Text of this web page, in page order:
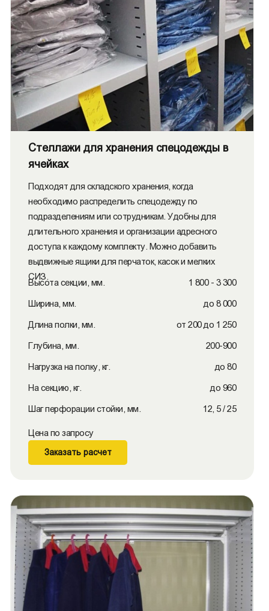
Стеллажи для хранения спецодежды в
ячейках
Подходят для складского хранения, когда
необходимо распределить спецодежду по
подразделениям или сотрудникам. Удобны для
длительного хранения и организации адресного
доступа к каждому комплекту. Можно добавить
выдвижные ящики для перчаток, касок и мелких
СИЗ.
Высота секции, мм. 1 800 - 3 300
Ширина, мм. до 8 000
Длина полки, мм. от 200 до 1 250
Глубина, мм. 200-900
Нагрузка на полку, кг. до 80
На секцию, кг. до 960
Шаг перфорации стойки, мм. 12, 5 / 25
Цена по запросу
Заказать расчет